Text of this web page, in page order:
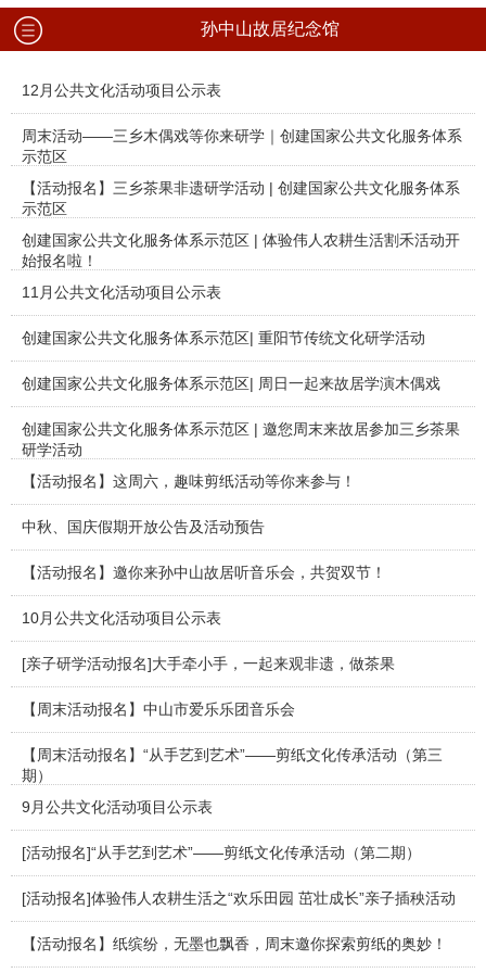
孙中山故居纪念馆
12月公共文化活动项目公示表
周末活动——三乡木偶戏等你来研学｜创建国家公共文化服务体系
示范区
【活动报名】三乡茶果非遗研学活动 | 创建国家公共文化服务体系
示范区
创建国家公共文化服务体系示范区 | 体验伟人农耕生活割禾活动开
始报名啦！
11月公共文化活动项目公示表
创建国家公共文化服务体系示范区| 重阳节传统文化研学活动
创建国家公共文化服务体系示范区| 周日一起来故居学演木偶戏
创建国家公共文化服务体系示范区 | 邀您周末来故居参加三乡茶果
研学活动
【活动报名】这周六，趣味剪纸活动等你来参与！
中秋、国庆假期开放公告及活动预告
【活动报名】邀你来孙中山故居听音乐会，共贺双节！
10月公共文化活动项目公示表
[亲子研学活动报名]大手牵小手，一起来观非遗，做茶果
【周末活动报名】中山市爱乐乐团音乐会
【周末活动报名】“从手艺到艺术”——剪纸文化传承活动（第三
期）
9月公共文化活动项目公示表
[活动报名]“从手艺到艺术”——剪纸文化传承活动（第二期）
[活动报名]体验伟人农耕生活之“欢乐田园 茁壮成长”亲子插秧活动
【活动报名】纸缤纷，无墨也飘香，周末邀你探索剪纸的奥妙！